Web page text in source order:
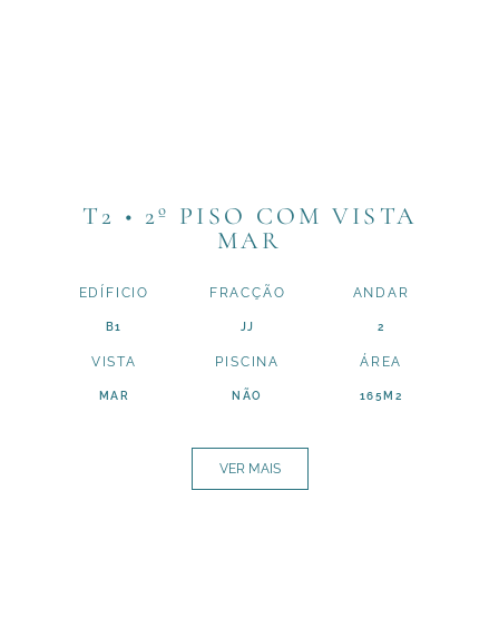
T2 • 2º PISO COM VISTA
MAR
EDÍFICIO
B1
FRACÇÃO
JJ
ANDAR
2
VISTA
MAR
PISCINA
NÃO
ÁREA
165M2
VER MAIS